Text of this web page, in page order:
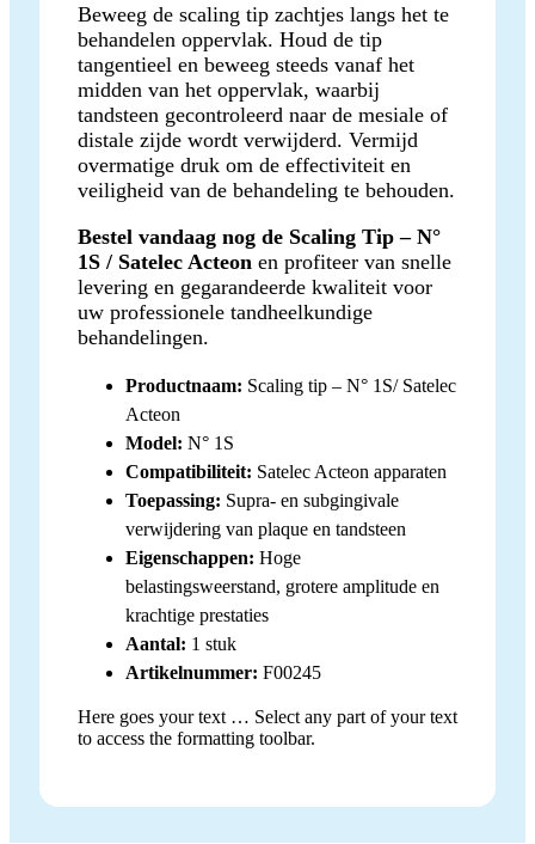
Beweeg de scaling tip zachtjes langs het te
behandelen oppervlak. Houd de tip
tangentieel en beweeg steeds vanaf het
midden van het oppervlak, waarbij
tandsteen gecontroleerd naar de mesiale of
distale zijde wordt verwijderd. Vermijd
overmatige druk om de effectiviteit en
veiligheid van de behandeling te behouden.
Bestel vandaag nog de Scaling Tip – N°
1S / Satelec Acteon en profiteer van snelle
levering en gegarandeerde kwaliteit voor
uw professionele tandheelkundige
behandelingen.
Productnaam: Scaling tip – N° 1S/ Satelec
Acteon
Model: N° 1S
Compatibiliteit: Satelec Acteon apparaten
Toepassing: Supra- en subgingivale
verwijdering van plaque en tandsteen
Eigenschappen: Hoge
belastingsweerstand, grotere amplitude en
krachtige prestaties
Aantal: 1 stuk
Artikelnummer: F00245
Here goes your text … Select any part of your text
to access the formatting toolbar.